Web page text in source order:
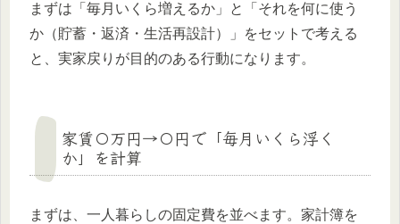
まずは「毎月いくら増えるか」と「それを何に使う
か（貯蓄・返済・生活再設計）」をセットで考える
と、実家戻りが目的のある行動になります。
家賃〇万円→〇円で「毎月いくら浮く
か」を計算
まずは、一人暮らしの固定費を並べます。家計簿を